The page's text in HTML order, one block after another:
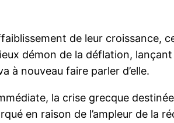
de leur croissance,
démon de la déflation,
à nouveau faire parler d’elle.
la crise grecque
en raison de l’ampleur de la